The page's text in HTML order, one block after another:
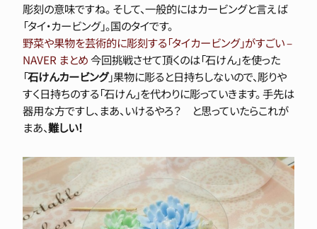
彫刻の意味ですね。 そして、一般的にはカービングと言えば
「タイ・カービング」。国のタイです。
野菜や果物を芸術的に彫刻する「タイカービング」がすごい –
NAVER まとめ今回挑戦させて頂くのは「石けん」を使った
「石けんカービング」果物に彫ると日持ちしないので、彫りや
すく日持ちのする「石けん」を代わりに彫っていきます。 手先は
器用な方ですし、まあ、いけるやろ？ と思っていたらこれが
まあ、難しい！